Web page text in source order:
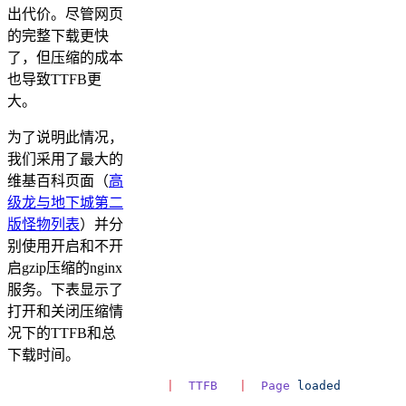
出代价。尽管网页
的完整下载更快
了，但压缩的成本
也导致TTFB更
大。
为了说明此情况，
我们采用了最大的
维基百科页面（高
级龙与地下城第二
版怪物列表）并分
别使用开启和不开
启gzip压缩的nginx
服务。下表显示了
打开和关闭压缩情
况下的TTFB和总
下载时间。
  TTFB
  Page
loaded